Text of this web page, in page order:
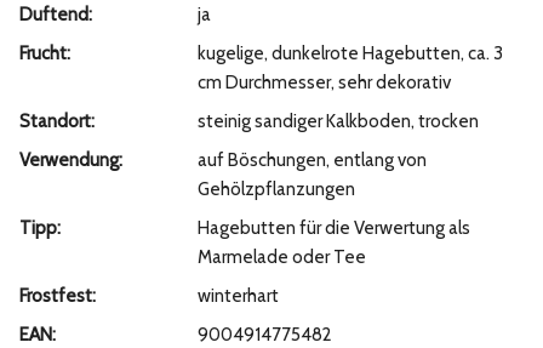
Duftend:
ja
Frucht:
kugelige, dunkelrote Hagebutten, ca. 3
cm Durchmesser, sehr dekorativ
Standort:
steinig sandiger Kalkboden, trocken
Verwendung:
auf Böschungen, entlang von
Gehölzpflanzungen
Tipp:
Hagebutten für die Verwertung als
Marmelade oder Tee
Frostfest:
winterhart
EAN:
9004914775482